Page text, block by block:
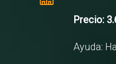
Precio:
Ayuda: